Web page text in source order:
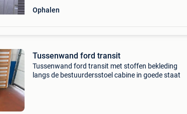
Ophalen
Tussenwand ford transit
Tussenwand ford transit met stoffen bekleding
langs de bestuurdersstoel cabine in goede staat